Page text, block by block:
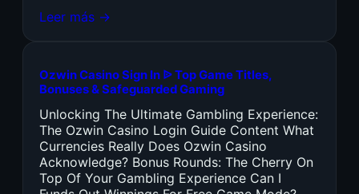
Leer más →
Ozwin Casino Sign In ᐉ Top Game Titles,
Bonuses & Safeguarded Gaming
Unlocking The Ultimate Gambling Experience:
The Ozwin Casino Login Guide Content What
Currencies Really Does Ozwin Casino
Acknowledge? Bonus Rounds: The Cherry On
Top Of Your Gambling Experience Can I